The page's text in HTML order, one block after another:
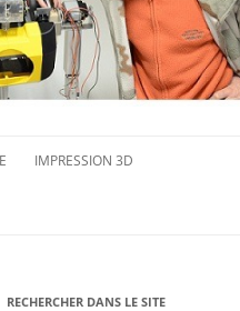
IMPRESSION 3D
NOS RÉALISATIONS EN 3D
RECHERCHER DANS LE SITE